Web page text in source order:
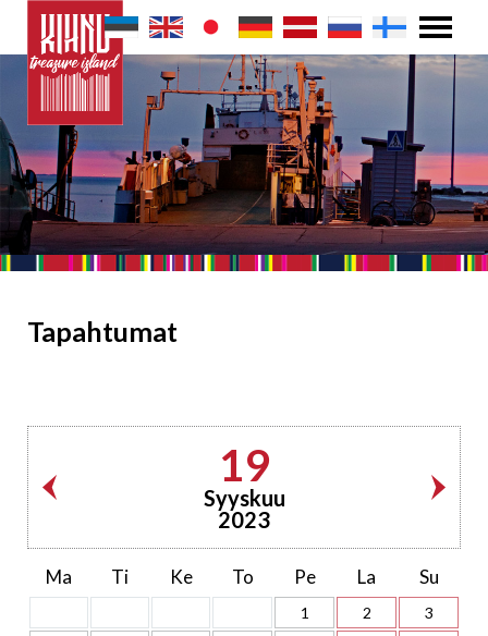
Tapahtumat
19
Syyskuu
2023
Ma Ti Ke To Pe La Su
1 2
3